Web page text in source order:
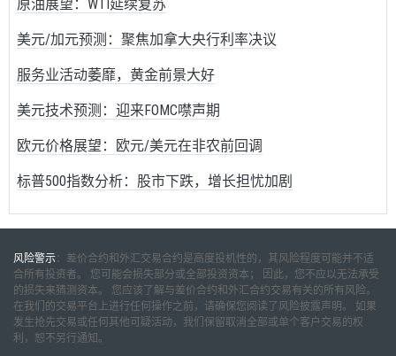
原油展望：WTI延续复苏
美元/加元预测：聚焦加拿大央行利率决议
服务业活动萎靡，黄金前景大好
美元技术预测：迎来FOMC噤声期
欧元价格展望：欧元/美元在非农前回调
标普500指数分析：股市下跌，增长担忧加剧
风险警示：差价合约和外汇交易合约是高度投机性的，其风险程度可能并不适
合所有投资者。 您可能会损失部分或全部投资资本； 因此，您不应以无法承受
的损失来猜测资本。 您应该了解与差价合约和外汇合约交易有关的所有风险。
在我们的交易平台上进行任何操作之前，请确保您阅读了风险披露声明。 如果
发生抢先交易或任何其他可疑活动，我们保留取消全部或单个客户交易的权
利，恕不另行通知。